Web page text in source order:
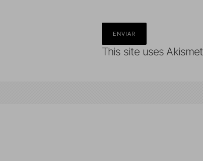
This site uses